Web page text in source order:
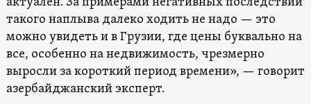
такого наплыва далеко ходить не надо — это
можно увидеть и в Грузии, где цены буквально на
все, особенно на недвижимость, чрезмерно
выросли за короткий период времени», — говорит
азербайджанский эксперт.